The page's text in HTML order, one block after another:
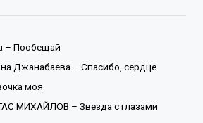
– Пообещай
Джанабаева – Спасибо, сердце
моя
МИХАЙЛОВ – Звезда с глазами